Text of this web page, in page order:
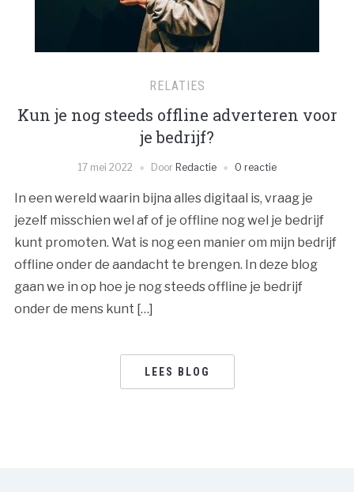
RELATIES
Kun je nog steeds offline adverteren voor
je bedrijf?
17 mei 2022 Door Redactie 0 reactie
In een wereld waarin bijna alles digitaal is, vraag je
jezelf misschien wel af of je offline nog wel je bedrijf
kunt promoten. Wat is nog een manier om mijn bedrijf
offline onder de aandacht te brengen. In deze blog
gaan we in op hoe je nog steeds offline je bedrijf
onder de mens kunt […]
LEES BLOG